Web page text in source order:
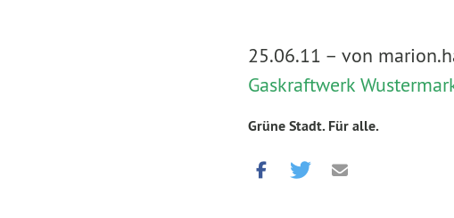
25.06.11 – von
Gaskraftwerk
Grüne Stadt. Für alle.